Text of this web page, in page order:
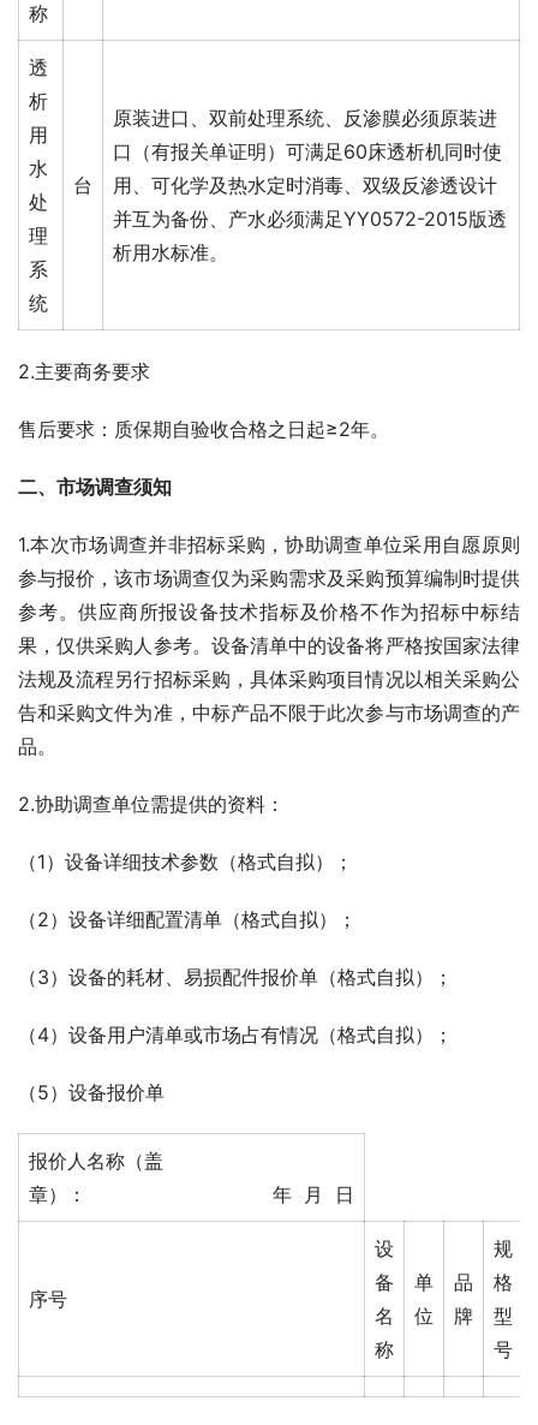
称
透
析
用
水
处
理
系
统
台
原装进口、双前处理系统、反渗膜必须原装进
口（有报关单证明）可满足60床透析机同时使
用、可化学及热水定时消毒、双级反渗透设计
并互为备份、产水必须满足YY0572-2015版透
析用水标准。
2.主要商务要求
售后要求：质保期自验收合格之日起≥2年。
二、市场调查须知
1.本次市场调查并非招标采购，协助调查单位采用自愿原则
参与报价，该市场调查仅为采购需求及采购预算编制时提供
参考。供应商所报设备技术指标及价格不作为招标中标结
果，仅供采购人参考。设备清单中的设备将严格按国家法律
法规及流程另行招标采购，具体采购项目情况以相关采购公
告和采购文件为准，中标产品不限于此次参与市场调查的产
品。
2.协助调查单位需提供的资料：
（1）设备详细技术参数（格式自拟）；
（2）设备详细配置清单（格式自拟）；
（3）设备的耗材、易损配件报价单（格式自拟）；
（4）设备用户清单或市场占有情况（格式自拟）；
（5）设备报价单
报价人名称（盖
章）： 年 月 日
序号
设
备
名
称
单
位
品
牌
规
格
型
号